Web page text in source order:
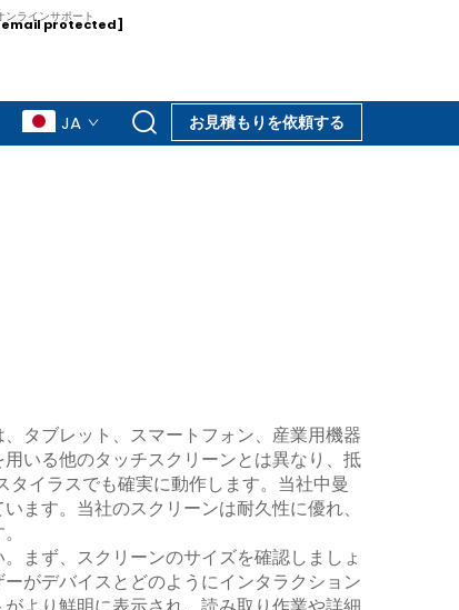
ンラインサポート
protected]
JA お見積もりを依頼する
タブレット、スマートフォン、産業用機器
いる他のタッチスクリーンとは異なり、抵
イラスでも確実に動作します。当社中曼
ます。当社のスクリーンは耐久性に優れ、
まず、スクリーンのサイズを確認しましょ
がデバイスとどのようにインタラクション